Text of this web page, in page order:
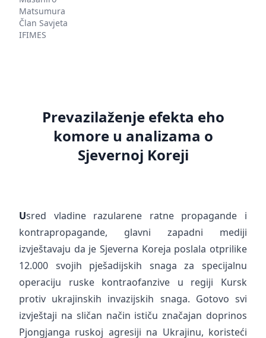
Matsumura
Član Savjeta
IFIMES
Prevazilaženje efekta eho
komore u analizama o
Sjevernoj Koreji
Usred vladine razularene ratne propagande i
kontrapropagande, glavni zapadni mediji
izvještavaju da je Sjeverna Koreja poslala otprilike
12.000 svojih pješadijskih snaga za specijalnu
operaciju ruske kontraofanzive u regiji Kursk
protiv ukrajinskih invazijskih snaga. Gotovo svi
izvještaji na sličan način ističu značajan doprinos
Pjongjanga ruskoj agresiji na Ukrajinu, koristeći